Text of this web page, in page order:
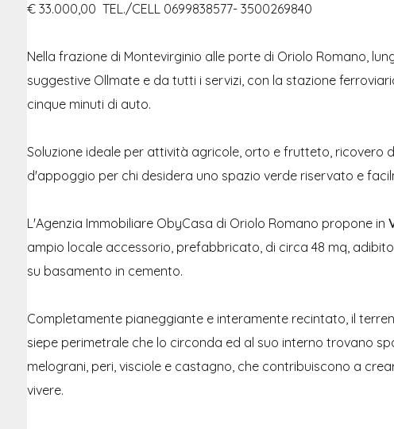
€ 33.000,00  TEL./CELL 0699838577- 3500269840
Nella frazione di Montevirginio alle porte di Oriolo Romano,
suggestive Ollmate e da tutti i servizi, con la stazione
cinque minuti di auto.
Soluzione ideale per attività agricole, orto e frutteto, ricovero
d'appoggio per chi desidera uno spazio verde riservato e
L'Agenzia Immobiliare ObyCasa di Oriolo Romano propone in
ampio locale accessorio, prefabbricato, di circa 48 mq,
su basamento in cemento.
Completamente pianeggiante e interamente recintato, il
siepe perimetrale che lo circonda ed al suo interno trovano
melograni, peri, visciole e castagno, che contribuiscono a
vivere.